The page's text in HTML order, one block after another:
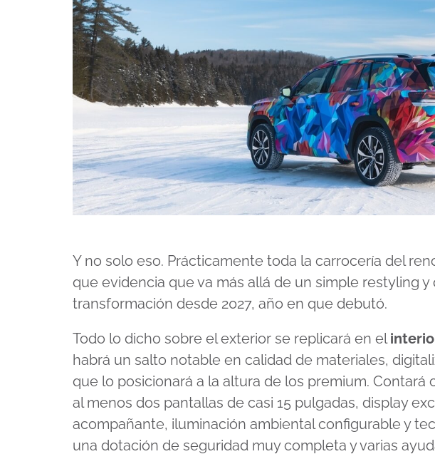
Y no solo eso. Prácticamente toda la carrocería del
que evidencia que va más allá de un simple restyling
transformación desde 2027, año en que debutó.
Todo lo dicho sobre el exterior se replicará en el
habrá un salto notable en calidad de materiales,
que lo posicionará a la altura de los premium. Contará
al menos dos pantallas de casi 15 pulgadas, display
acompañante, iluminación ambiental configurable y
una dotación de seguridad muy completa y varias